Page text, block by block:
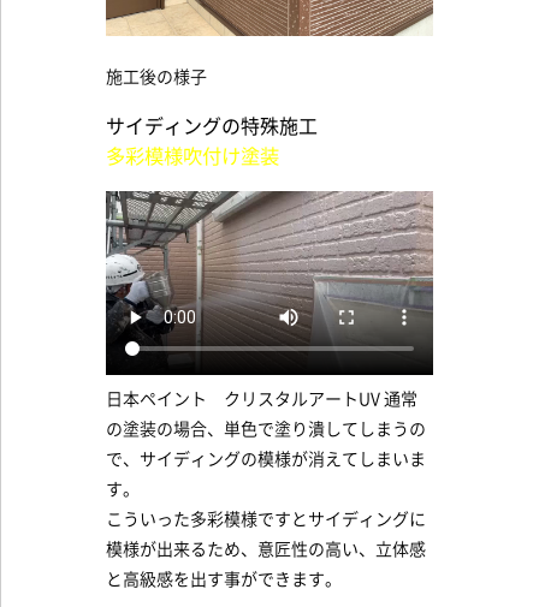
施工後の様子
サイディングの特殊施工
多彩模様吹付け塗装
日本ペイント クリスタルアートUV 通常
の塗装の場合、単色で塗り潰してしまうの
で、サイディングの模様が消えてしまいま
す。
こういった多彩模様ですとサイディングに
模様が出来るため、意匠性の高い、立体感
と高級感を出す事ができます。